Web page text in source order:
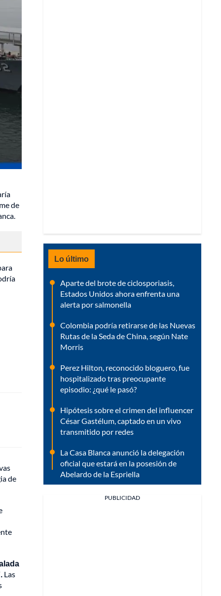
de
de
Las
Lo último
Aparte del brote de ciclosporiasis,
Estados Unidos ahora enfrenta una
alerta por salmonella
Colombia podría retirarse de las Nuevas
Rutas de la Seda de China, según Nate
Morris
Perez Hilton, reconocido bloguero, fue
hospitalizado tras preocupante
episodio: ¿qué le pasó?
Hipótesis sobre el crimen del influencer
César Gastélum, captado en un vivo
transmitido por redes
La Casa Blanca anunció la delegación
oficial que estará en la posesión de
Abelardo de la Espriella
PUBLICIDAD